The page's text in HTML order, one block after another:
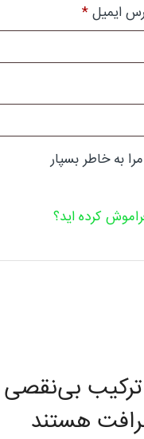
ایمیل*
مرا به خاطر بسپار
کرده اید؟
ترکیب بی‌نقصی
هستند